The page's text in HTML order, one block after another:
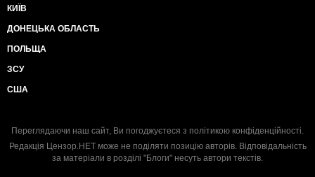
КИЇВ
ДОНЕЦЬКА ОБЛАСТЬ
ПОЛЬЩА
ЗСУ
США
Переглядаючи наш сайт, Ви погоджуєтеся з політикою конфіденційності.
Редакція Цензор.НЕТ може не поділяти позицію авторів. Відповідальність
за матеріали в розділі "Блоги" несуть автори текстів.